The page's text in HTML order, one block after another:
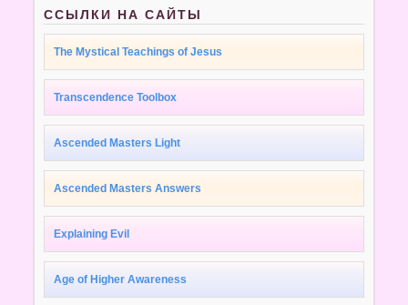
ССЫЛКИ НА САЙТЫ
The Mystical Teachings of Jesus
Transcendence Toolbox
Ascended Masters Light
Ascended Masters Answers
Explaining Evil
Age of Higher Awareness